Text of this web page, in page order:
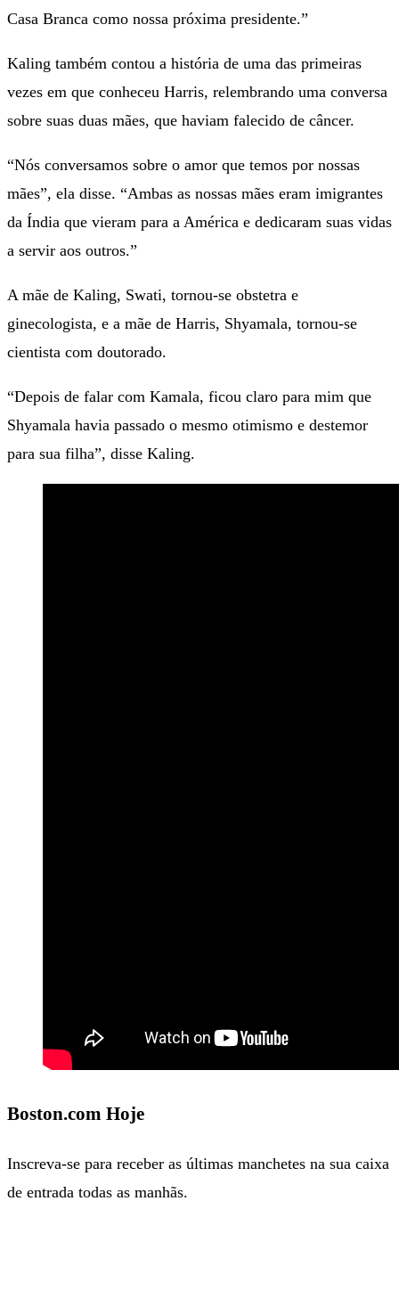
Casa Branca como nossa próxima presidente.”
Kaling também contou a história de uma das primeiras
vezes em que conheceu Harris, relembrando uma conversa
sobre suas duas mães, que haviam falecido de câncer.
“Nós conversamos sobre o amor que temos por nossas
mães”, ela disse. “Ambas as nossas mães eram imigrantes
da Índia que vieram para a América e dedicaram suas vidas
a servir aos outros.”
A mãe de Kaling, Swati, tornou-se obstetra e
ginecologista, e a mãe de Harris, Shyamala, tornou-se
cientista com doutorado.
“Depois de falar com Kamala, ficou claro para mim que
Shyamala havia passado o mesmo otimismo e destemor
para sua filha”, disse Kaling.
Boston.com Hoje
Inscreva-se para receber as últimas manchetes na sua caixa
de entrada todas as manhãs.